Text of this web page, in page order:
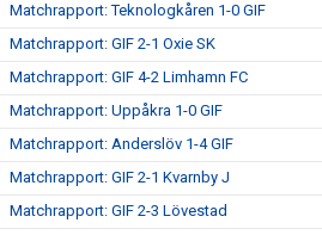
Matchrapport: Teknologkåren 1-0 GIF
Matchrapport: GIF 2-1 Oxie SK
Matchrapport: GIF 4-2 Limhamn FC
Matchrapport: Uppåkra 1-0 GIF
Matchrapport: Anderslöv 1-4 GIF
Matchrapport: GIF 2-1 Kvarnby J
Matchrapport: GIF 2-3 Lövestad